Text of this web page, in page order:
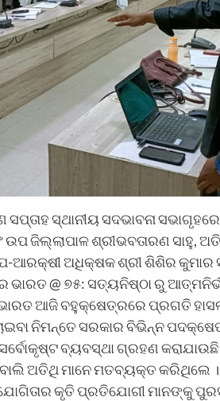
ସପ୍ତାହ ସ୍ଥାନୀୟ ସଦଭାବନା
ଉପ ଜିଲ୍ଲାପାଳ ଶ୍ରୀଭବତାରଣ
ଉପ-ଆରକ୍ଷୀ ଅଧିକ୍ଷକ ଶ୍ରୀ ଶିଶିର
@ ୭୫: ସତ୍ୟନିଷ୍ଠା ରୁ
ଆଜି ବହୁକ୍ଷେତ୍ରରେ ପ୍ରଗତି
ନିମନ୍ତେ ସରକାର ବିଭିନ୍ନ
ବ୍ୟବସ୍ଥା ଗ୍ରହଣ କରାଯାଉଛି
ଅତିଥି ମାନେ ମତବ୍ୟକ୍ତ କରିଥିଲେ ।
କୃତି ପ୍ରତିଯୋଗୀ ମାନଙ୍କୁ